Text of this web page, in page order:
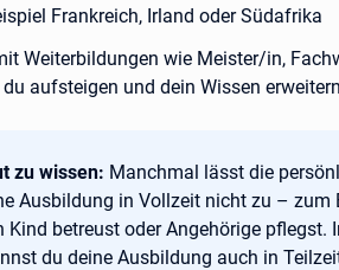
Frankreich, Irland oder Südafrika
Weiterbildungen wie Meister/in,
aufsteigen und dein Wissen erweitern
zu wissen: Manchmal lässt die
Ausbildung in Vollzeit nicht zu – zum
Kind betreust oder Angehörige pflegst.
du deine Ausbildung auch in